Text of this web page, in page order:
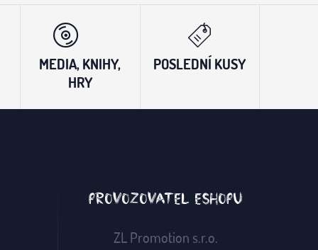
MEDIA, KNIHY,
HRY
POSLEDNÍ KUSY
Provozovatel eshopu
ZL Promotion s.r.o.